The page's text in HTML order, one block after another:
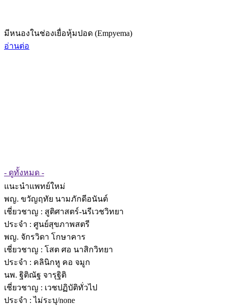
มีหนองในช่องเยื่อหุ้มปอด (Empyema)
อ่านต่อ
- ดูทั้งหมด -
แนะนำแพทย์ใหม่
พญ. ขวัญฤทัย นามภักดีอนันต์
เชี่ยวชาญ : สูติศาสตร์-นรีเวชวิทยา
ประจำ : ศูนย์สุขภาพสตรี
พญ. จักรวิดา โกษาคาร
เชี่ยวชาญ : โสต ศอ นาสิกวิทยา
ประจำ : คลินิกหู คอ จมูก
นพ. ฐิติณัฐ จารุฐิติ
เชี่ยวชาญ : เวชปฏิบัติทั่วไป
ประจำ : ไม่ระบุ/none